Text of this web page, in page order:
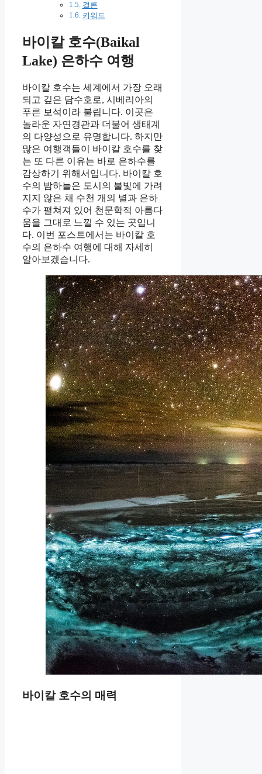
결론
키워드
바이칼 호수(Baikal
Lake) 은하수 여행
바이칼 호수는 세계에서 가장 오래
되고 깊은 담수호로, 시베리아의
푸른 보석이라 불립니다. 이곳은
놀라운 자연경관과 더불어 생태계
의 다양성으로 유명합니다. 하지만
많은 여행객들이 바이칼 호수를 찾
는 또 다른 이유는 바로 은하수를
감상하기 위해서입니다. 바이칼 호
수의 밤하늘은 도시의 불빛에 가려
지지 않은 채 수천 개의 별과 은하
수가 펼쳐져 있어 천문학적 아름다
움을 그대로 느낄 수 있는 곳입니
다. 이번 포스트에서는 바이칼 호
수의 은하수 여행에 대해 자세히
알아보겠습니다.
바이칼 호수의 매력